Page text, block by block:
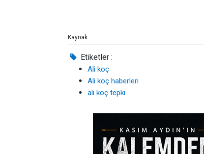
Kaynak:
Etiketler :
Ali koç
Ali koç haberleri
ali koç tepki